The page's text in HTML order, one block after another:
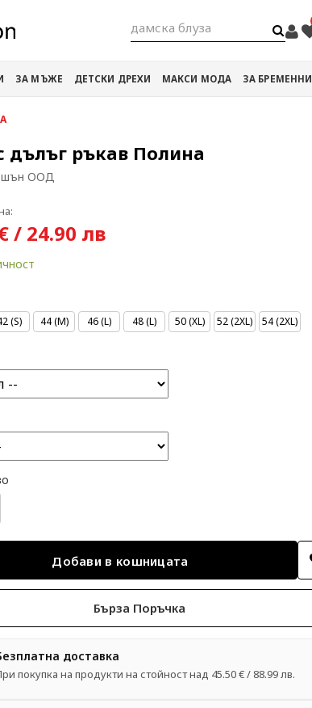
дамска блу
ЗА МЪЖЕ ДЕТСКИ ДРЕХИ МАКСИ МОДА ЗА БРЕМЕННИ
дълъг ръкав Полина
ООД
/ 24.90 лв
(S) 44 (M) 46 (L) 48 (L) 50 (XL) 52 (2XL) 54 (2XL)
Бърза Поръчка
доставка
покупка на продукти на стойност над 45.50 € / 88.99 лв.